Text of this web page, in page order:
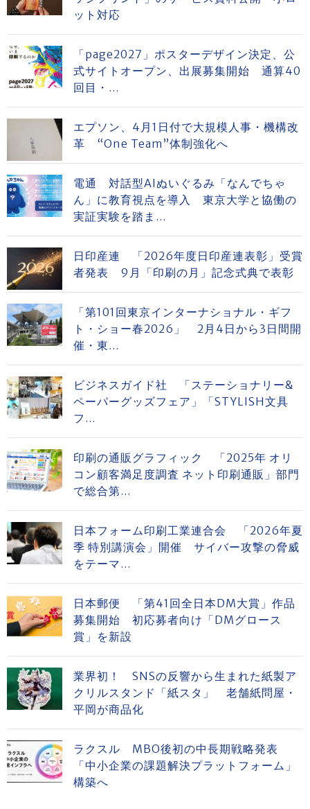
ット対応
「page2027」ポスターデザイン決定、公
式サイトオープン、出展募集開始 通算40
回目・...
エプソン、4月1日付で大規模人事・機構改
革 “One Team”体制強化へ
電通 対話型AIぬいぐるみ「なんでちゃ
ん」に教育視点を導入 東京大学と協働の
実証実験を踏ま...
日印産連 「2026年度日印産連表彰」受賞
者発表 9月「印刷の月」記念式典で表彰
「第101回東京インターナショナル・ギフ
ト・ショー春2026」 2月4日から3日間開
催・東...
ビジネスガイド社 「ステーショナリー&
ペーパーグッズフェア」「STYLISH文具
フ...
印刷の通販グラフィック 「2025年 オリ
コン顧客満足度調査 ネット印刷通販」部門
で総合第...
日本フォーム印刷工業連合会 「2026年夏
季 特別講演会」開催 サイバー攻撃の脅威
をテーマ...
日本郵便 「第41回全日本DM大賞」作品
募集開始 初応募者向け「DMグロース
賞」を新設
業界初！ SNSの反響から生まれた紙製ア
クリルスタンド「紙スタ」 老舗紙問屋・
平岡が商品化
ラクスル MBO後初の中長期戦略発表
「中小企業の課題解決プラットフォーム」
構築へ